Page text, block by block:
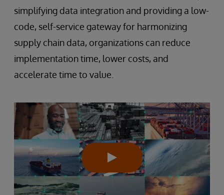
simplifying data integration and providing a low-
code, self-service gateway for harmonizing
supply chain data, organizations can reduce
implementation time, lower costs, and
accelerate time to value.